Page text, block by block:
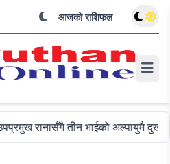
आजको राशिफल
तीन भाईको अल्पायुमै दुखद निधन